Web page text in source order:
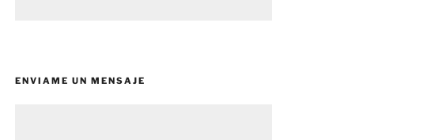
ENVIAME UN MENSAJE